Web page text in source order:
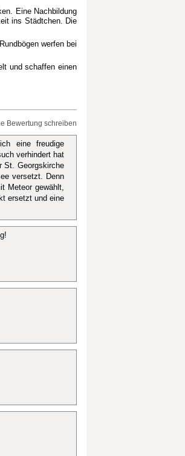
Eine Nachbildung
ins Städtchen. Die
werfen bei
und schaffen einen
Bewertung schreiben
eine freudige
verhindert hat
St. Georgskirche
versetzt. Denn
Meteor gewählt,
ersetzt und eine